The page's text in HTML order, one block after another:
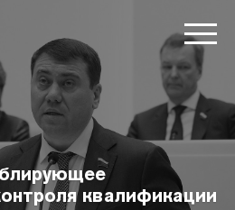
квалификации